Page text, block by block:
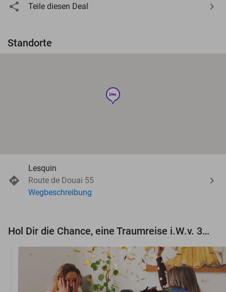
Teile diesen Deal
Standorte
hotel
Lesquin
Route de Douai 55
Wegbeschreibung
Hol Dir die Chance, eine Traumreise i.W.v. 3.000 € zu gewinnen!